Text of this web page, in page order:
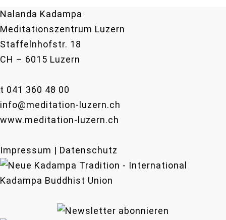
Nalanda Kadampa
Meditationszentrum Luzern
Staffelnhofstr. 18
CH – 6015 Luzern
t 041 360 48 00
info@meditation-luzern.ch
www.meditation-luzern.ch
Impressum | Datenschutz